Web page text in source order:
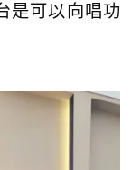
是可以向唱功